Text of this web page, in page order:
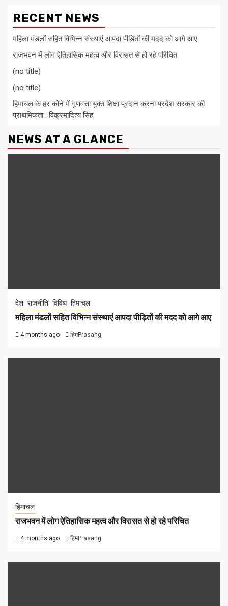
RECENT NEWS
महिला मंडलों सहित विभिन्न संस्थाएं आपदा पीड़ितों की मदद को आगे आए
राजभवन में लोग ऐतिहासिक महत्व और विरासत से हो रहे परिचित
(no title)
(no title)
हिमाचल के हर कोने में गुणवत्ता युक्त शिक्षा प्रदान करना प्रदेश सरकार की
प्राथमिकता : विक्रमादित्य सिंह
NEWS AT A GLANCE
देश राजनीति विविध हिमाचल
महिला मंडलों सहित विभिन्न संस्थाएं आपदा पीड़ितों की मदद को आगे आए
4 months ago हिमPrasang
हिमाचल
राजभवन में लोग ऐतिहासिक महत्व और विरासत से हो रहे परिचित
4 months ago हिमPrasang